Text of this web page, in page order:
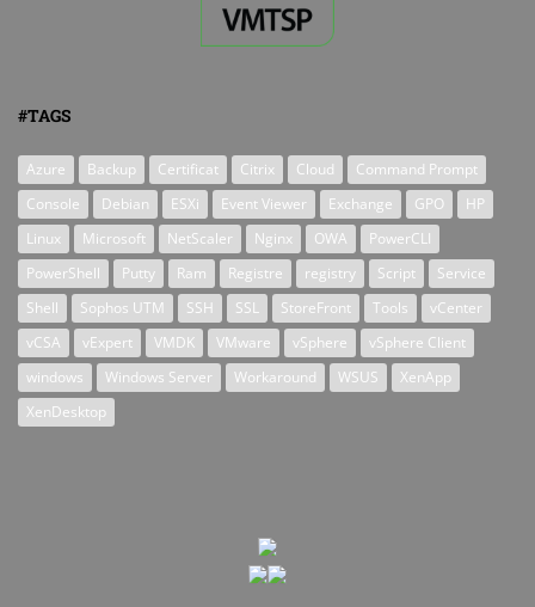
#TAGS
Azure Backup Certificat Citrix Cloud
Command Prompt
Console
Debian ESXi Event Viewer Exchange GPO
HP
Linux
Microsoft NetScaler Nginx OWA
PowerCLI
PowerShell
Putty Ram Registre registry Script
Service
Shell
Sophos UTM SSH SSL StoreFront Tools
vCenter
vCSA
vExpert VMDK VMware vSphere
vSphere Client
windows
Windows Server Workaround WSUS
XenApp
XenDesktop